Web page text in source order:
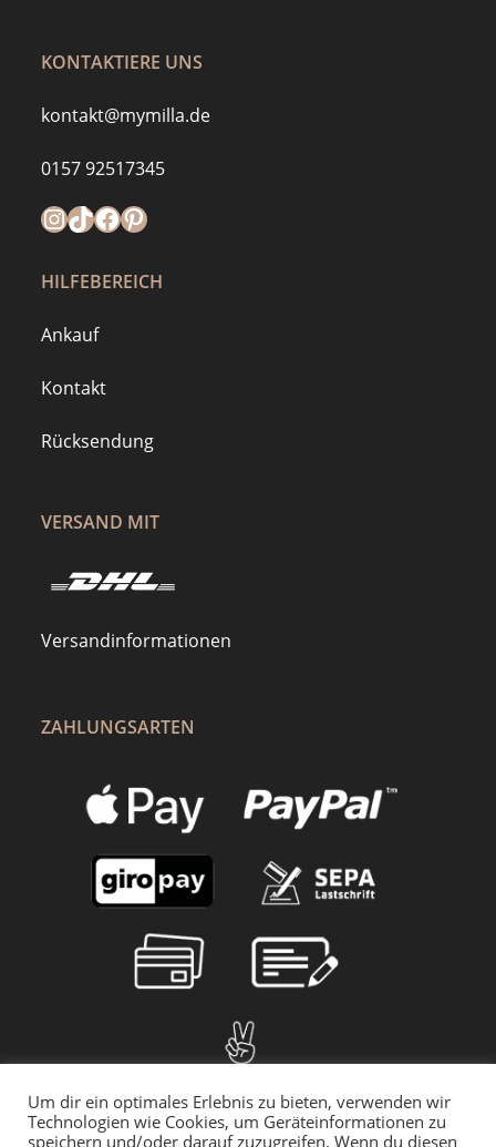
KONTAKTIERE UNS
kontakt@mymilla.de
0157 92517345
Instagram
https://www.tiktok.com/@mymilla.de
Facebook
Pinterest
HILFEBEREICH
Ankauf
Kontakt
Rücksendung
VERSAND MIT
Versandinformationen
ZAHLUNGSARTEN
Um dir ein optimales Erlebnis zu bieten, verwenden wir
Technologien wie Cookies, um Geräteinformationen zu
speichern und/oder darauf zuzugreifen. Wenn du diesen